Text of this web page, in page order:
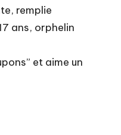
remplie
ans, orphelin
et aime un